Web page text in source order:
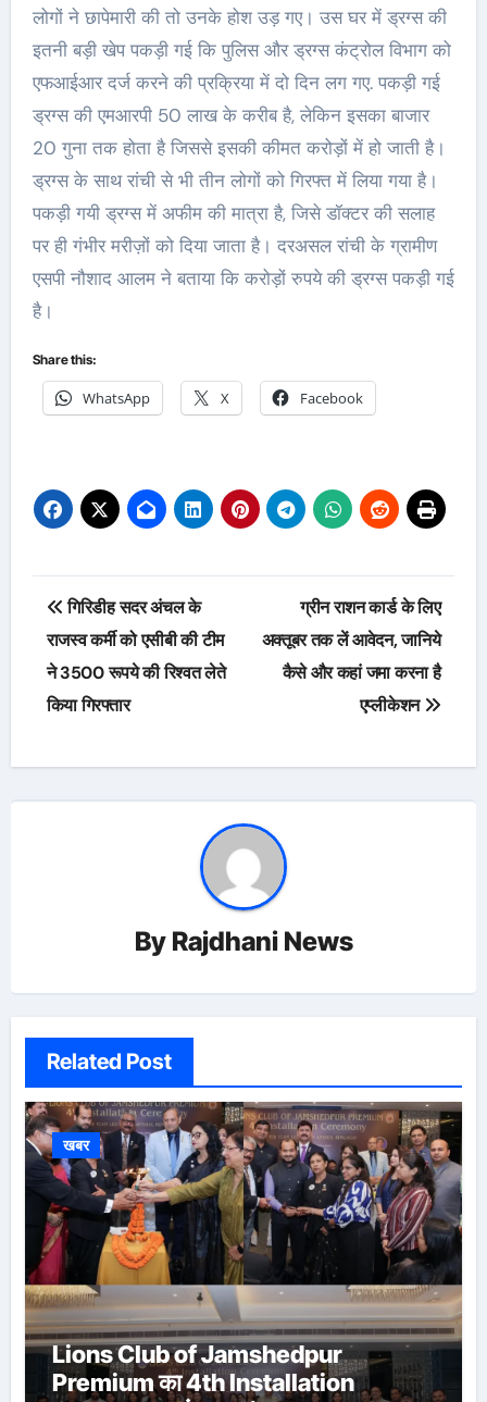
लोगों ने छापेमारी की तो उनके होश उड़ गए। उस घर में ड्रग्स की
इतनी बड़ी खेप पकड़ी गई कि पुलिस और ड्रग्स कंट्रोल विभाग को
एफआईआर दर्ज करने की प्रक्रिया में दो दिन लग गए. पकड़ी गई
ड्रग्स की एमआरपी 50 लाख के करीब है, लेकिन इसका बाजार
20 गुना तक होता है जिससे इसकी कीमत करोड़ों में हो जाती है।
ड्रग्स के साथ रांची से भी तीन लोगों को गिरफ्त में लिया गया है।
पकड़ी गयी ड्रग्स में अफीम की मात्रा है, जिसे डॉक्टर की सलाह
पर ही गंभीर मरीज़ों को दिया जाता है। दरअसल रांची के ग्रामीण
एसपी नौशाद आलम ने बताया कि करोड़ों रुपये की ड्रग्स पकड़ी गई
है।
Share this:
WhatsApp X Facebook
Post
navigation
गिरिडीह सदर अंचल के
राजस्व कर्मी को एसीबी की टीम
ने 3500 रूपये की रिश्वत लेते
किया गिरफ्तार
ग्रीन राशन कार्ड के लिए
अक्तूबर तक लें आवेदन, जानिये
कैसे और कहां जमा करना है
एप्लीकेशन
By Rajdhani News
Related Post
खबर
Lions Club of Jamshedpur
Premium का 4th Installation